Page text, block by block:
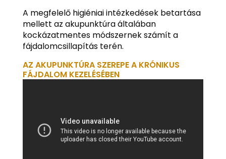
A megfelelő higiéniai intézkedések betartása
mellett az akupunktúra általában
kockázatmentes módszernek számít a
fájdalomcsillapítás terén.
AZ AKUPUNKTÚRA SZEREPE A KRÓNIKUS
FÁJDALOM KEZELÉSÉBEN